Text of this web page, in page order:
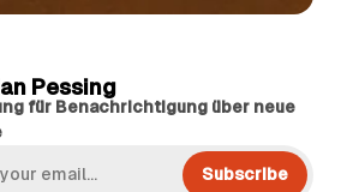
Pessing
für Benachrichtigung über neue
Subscribe